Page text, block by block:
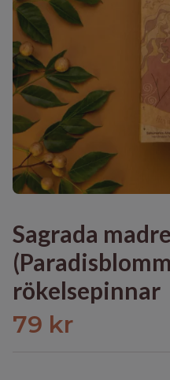
Sagrada
rökelsepinnar
79 kr